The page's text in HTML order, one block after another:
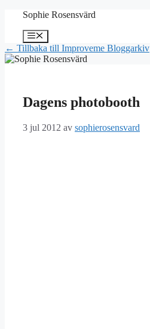
Hoppa
innehåll
Sophie Rosensvärd
Meny
← Tillbaka till Improveme Bloggarkiv
Dagens photobooth
3 jul 2012 av sophierosensvard